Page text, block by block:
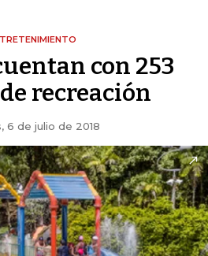
con 253
recreación
6 de julio de 2018